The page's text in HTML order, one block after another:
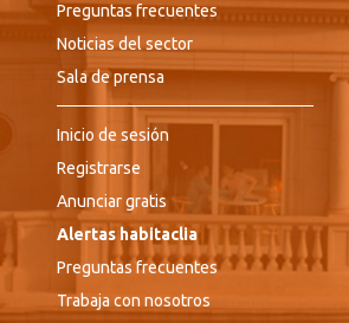
Preguntas frecuentes
Noticias del sector
Sala de prensa
Inicio de sesión
Registrarse
Anunciar gratis
Alertas habitaclia
Preguntas frecuentes
Trabaja con nosotros